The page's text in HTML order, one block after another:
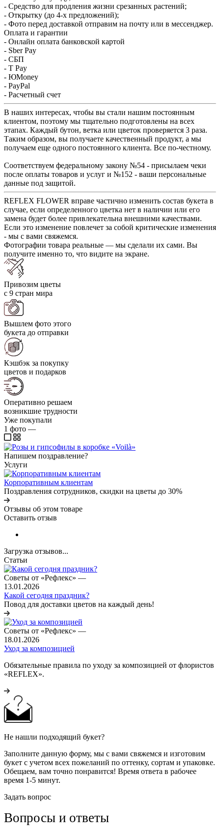
- Средство для продления жизни срезанных растений;
- Открытку (до 4-х предложений);
- Фото перед доставкой отправим на почту или в мессенджер.
Оплата и гарантии
- Онлайн оплата банковской картой
- Sber Pay
- СБП
- T Pay
- ЮMoney
- PayPal
- Расчетный счет
В наших интересах, чтобы вы стали нашим постоянным
клиентом, поэтому мы тщательно подготовлены на всех
этапах. Каждый бутон, ветка или цветок проверяется 3 раза.
Таким образом, вы получаете качественный продукт, а мы
получаем еще одного постоянного клиента. Все по-честному.
Соответствуем федеральному закону №54 - присылаем чеки
после оплаты товаров и услуг и №152 - ваши персональные
данные под защитой.
REFLEX FLOWER вправе частично изменить состав букета в
случае, если определенного цветка нет в наличии или его
замена будет более привлекательна внешними качествами.
Если это изменение повлечет за собой критические изменения
- мы с вами свяжемся.
Фотографии товара реальные — мы сделали их сами. Вы
получите именно то, что видите на экране.
Привозим цветы
с 9 стран мира
Вышлем фото этого
букета до отправки
Кэшбэк за покупку
цветов и подарков
Оперативно решаем
возникшие трудности
Уже покупали
1 фото —
Напишем поздравление?
Услуги
Корпоративным клиентам
Поздравления сотрудников, скидки на цветы до 30%
Отзывы об этом товаре
Оставить отзыв
Загрузка отзывов...
Статьи
Советы от «Рефлекс» —
13.01.2026
Какой сегодня праздник?
Повод для доставки цветов на каждый день!
Советы от «Рефлекс» —
18.01.2026
Уход за композицией
Обязательные правила по уходу за композицией от флористов
«REFLEX».
Не нашли подходящий букет?
Заполните данную форму, мы с вами свяжемся и изготовим
букет с учетом всех пожеланий по оттенку, сортам и упаковке.
Обещаем, вам точно понравится! Время ответа в рабочее
время 1-5 минут.
Задать вопрос
Вопросы и ответы